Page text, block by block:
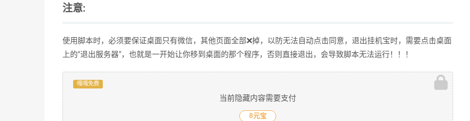
注意:
使用脚本时，必须要保证桌面只有微信，其他页面全部❌掉，以防无法自动点击同意，退出挂机宝时，需要点击桌面
上的“退出服务器”，也就是一开始让你移到桌面的那个程序，否则直接退出，会导致脚本无法运行！！！
嘎嘎免费
当前隐藏内容需要支付
8元宝